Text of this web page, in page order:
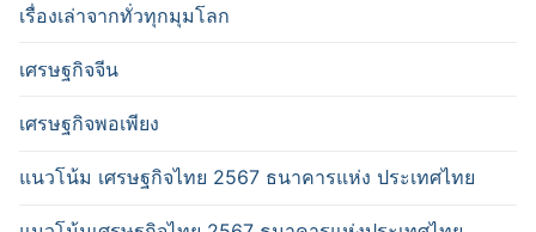
เรื่องเล่าจากทั่วทุกมุมโลก
เศรษฐกิจจีน
เศรษฐกิจพอเพียง
แนวโน้ม เศรษฐกิจไทย 2567 ธนาคารแห่ง ประเทศไทย